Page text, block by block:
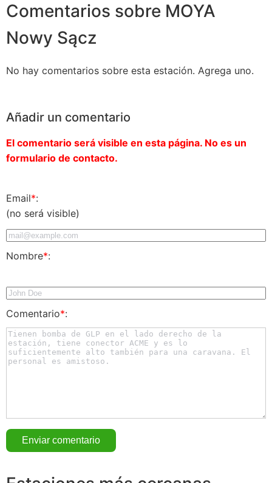
Comentarios sobre MOYA
Nowy Sącz
No hay comentarios sobre esta estación. Agrega uno.
Añadir un comentario
El comentario será visible en esta página. No es un
formulario de contacto.
Email*:
(no será visible)
Nombre*:
Comentario*: